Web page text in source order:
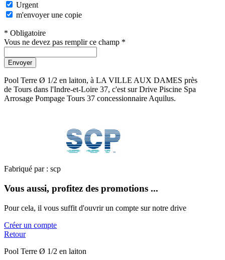
Urgent
m'envoyer une copie
* Obligatoire
Vous ne devez pas remplir ce champ *
Envoyer
Pool Terre Ø 1/2 en laiton, à LA VILLE AUX DAMES près
de Tours dans l'Indre-et-Loire 37, c'est sur Drive Piscine Spa
Arrosage Pompage Tours 37 concessionnaire Aquilus.
Fabriqué par : scp
Vous aussi, profitez des promotions ...
Pour cela, il vous suffit d'ouvrir un compte sur notre drive
Créer un compte
Retour
Pool Terre Ø 1/2 en laiton